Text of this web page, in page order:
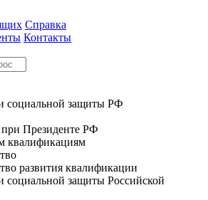
Справка
Контакты
социальной защиты РФ
Президенте РФ
квалификациям
развития квалификации
социальной защиты Российской